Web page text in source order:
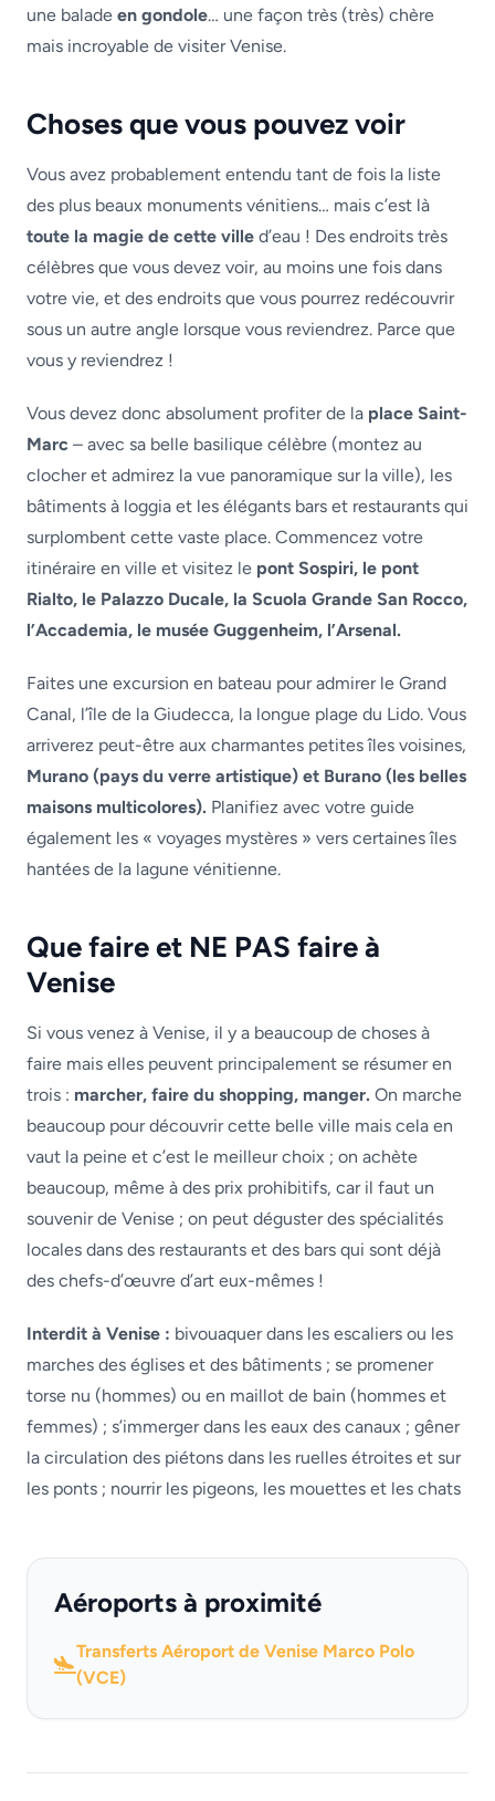
une balade en gondole… une façon très (très) chère
mais incroyable de visiter Venise.
Choses que vous pouvez voir
Vous avez probablement entendu tant de fois la liste
des plus beaux monuments vénitiens… mais c’est là
toute la magie de cette ville d’eau ! Des endroits très
célèbres que vous devez voir, au moins une fois dans
votre vie, et des endroits que vous pourrez redécouvrir
sous un autre angle lorsque vous reviendrez. Parce que
vous y reviendrez !
Vous devez donc absolument profiter de la place Saint-
Marc – avec sa belle basilique célèbre (montez au
clocher et admirez la vue panoramique sur la ville), les
bâtiments à loggia et les élégants bars et restaurants qui
surplombent cette vaste place. Commencez votre
itinéraire en ville et visitez le pont Sospiri, le pont
Rialto, le Palazzo Ducale, la Scuola Grande San Rocco,
l’Accademia, le musée Guggenheim, l’Arsenal.
Faites une excursion en bateau pour admirer le Grand
Canal, l’île de la Giudecca, la longue plage du Lido. Vous
arriverez peut-être aux charmantes petites îles voisines,
Murano (pays du verre artistique) et Burano (les belles
maisons multicolores). Planifiez avec votre guide
également les « voyages mystères » vers certaines îles
hantées de la lagune vénitienne.
Que faire et NE PAS faire à
Venise
Si vous venez à Venise, il y a beaucoup de choses à
faire mais elles peuvent principalement se résumer en
trois : marcher, faire du shopping, manger. On marche
beaucoup pour découvrir cette belle ville mais cela en
vaut la peine et c’est le meilleur choix ; on achète
beaucoup, même à des prix prohibitifs, car il faut un
souvenir de Venise ; on peut déguster des spécialités
locales dans des restaurants et des bars qui sont déjà
des chefs-d’œuvre d’art eux-mêmes !
Interdit à Venise : bivouaquer dans les escaliers ou les
marches des églises et des bâtiments ; se promener
torse nu (hommes) ou en maillot de bain (hommes et
femmes) ; s’immerger dans les eaux des canaux ; gêner
la circulation des piétons dans les ruelles étroites et sur
les ponts ; nourrir les pigeons, les mouettes et les chats
Aéroports à proximité
Transferts Aéroport de Venise Marco Polo
(VCE)